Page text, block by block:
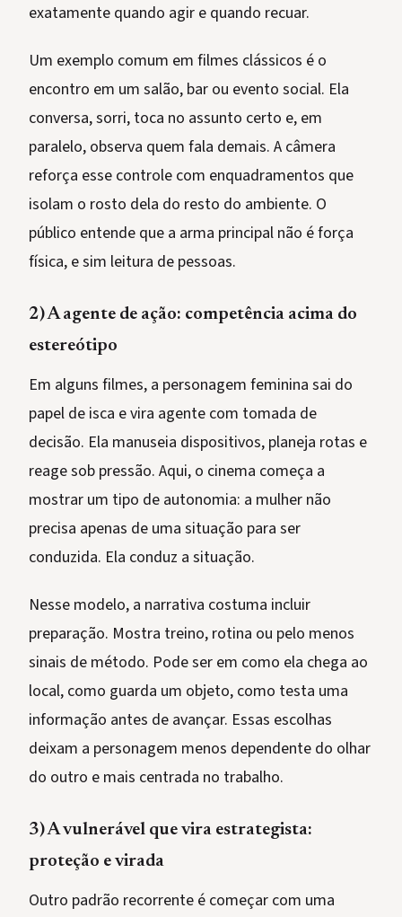
exatamente quando agir e quando recuar.
Um exemplo comum em filmes clássicos é o
encontro em um salão, bar ou evento social. Ela
conversa, sorri, toca no assunto certo e, em
paralelo, observa quem fala demais. A câmera
reforça esse controle com enquadramentos que
isolam o rosto dela do resto do ambiente. O
público entende que a arma principal não é força
física, e sim leitura de pessoas.
2) A agente de ação: competência acima do
estereótipo
Em alguns filmes, a personagem feminina sai do
papel de isca e vira agente com tomada de
decisão. Ela manuseia dispositivos, planeja rotas e
reage sob pressão. Aqui, o cinema começa a
mostrar um tipo de autonomia: a mulher não
precisa apenas de uma situação para ser
conduzida. Ela conduz a situação.
Nesse modelo, a narrativa costuma incluir
preparação. Mostra treino, rotina ou pelo menos
sinais de método. Pode ser em como ela chega ao
local, como guarda um objeto, como testa uma
informação antes de avançar. Essas escolhas
deixam a personagem menos dependente do olhar
do outro e mais centrada no trabalho.
3) A vulnerável que vira estrategista:
proteção e virada
Outro padrão recorrente é começar com uma